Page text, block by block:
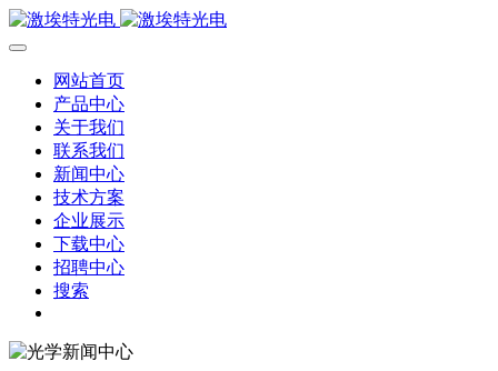
网站首页
产品中心
关于我们
联系我们
新闻中心
技术方案
企业展示
下载中心
招聘中心
搜索